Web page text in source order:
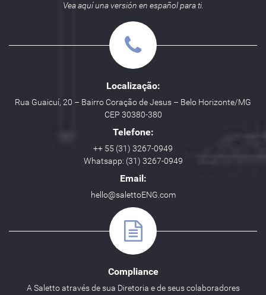
Vea aquí una versión en español para ti.
Localização:
Rua Guaicuí, 20 – Bairro Coração de Jesus – Belo Horizonte/MG
CEP 30380-380
Telefone:
++ 55 (31) 3267-0949
Whatsapp: (31) 3267-0949
Email:
hello@salettoENG.com
Compliance
A Saletto através de sua Diretoria e de seus colaboradores